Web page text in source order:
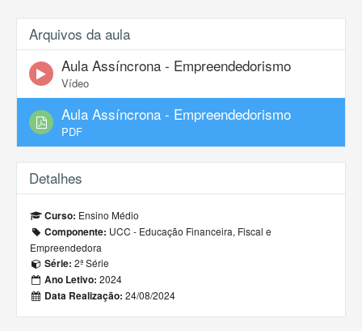
Arquivos da aula
Aula Assíncrona - Empreendedorismo
Vídeo
Aula Assíncrona - Empreendedorismo
PDF
Detalhes
Curso: Ensino Médio
Componente: UCC - Educação Financeira, Fiscal e
Empreendedora
Série: 2ª Série
Ano Letivo: 2024
Data Realização: 24/08/2024